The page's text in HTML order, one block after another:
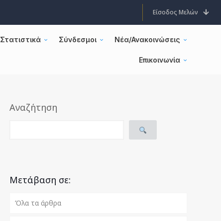
Είσοδος Μελών
Στατιστικά Σύνδεσμοι Νέα/Ανακοινώσεις
Επικοινωνία
Αναζήτηση
Μετάβαση σε:
Όλα τα άρθρα